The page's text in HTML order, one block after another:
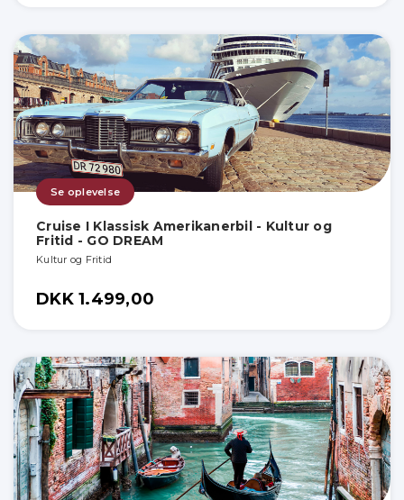
Se oplevelse
Cruise I Klassisk Amerikanerbil - Kultur og
Fritid - GO DREAM
Kultur og Fritid
DKK 1.499,00